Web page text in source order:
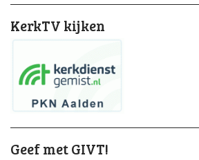
KerkTV kijken
Geef met GIVT!